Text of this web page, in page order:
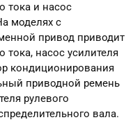
тока и насос
моделях с
привод приводит
тока, насос усилителя
кондиционирования
приводной ремень
рулевого
вала.